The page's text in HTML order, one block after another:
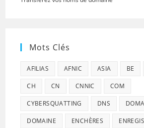
Mots Clés
AFILIAS AFNIC ASIA BE
CH CN CNNIC COM
CYBERSQUATTING DNS
DOMAINE ENCHÈRES